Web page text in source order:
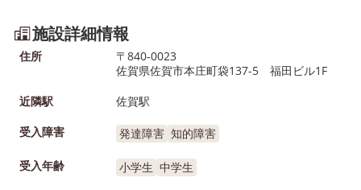
施設詳細情報
住所
〒840-0023
佐賀県佐賀市本庄町袋137-5 福田ビル1F
近隣駅
佐賀駅
受入障害
発達障害 知的障害
受入年齢 小学生 中学生